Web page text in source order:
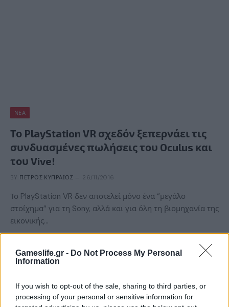
Gameslife.gr - Do Not Process My Personal
Information
If you wish to opt-out of the sale, sharing to third parties, or
processing of your personal or sensitive information for
ΝΈΑ
Το PlayStation VR σχεδόν ξεπερνάει τις
συνδυασμένες πωλήσεις του Oculus και
του Vive!
BY ΠΈΤΡΟΣ ΚΥΠΡΑΊΟΣ 26/11/2016
Το PlayStation VR δεν αποτελεί μόνο ένα “μεγάλο
στοίχημα” για τη Sony, αλλά και για όλη τη βιομηχανία της
εικονικής…